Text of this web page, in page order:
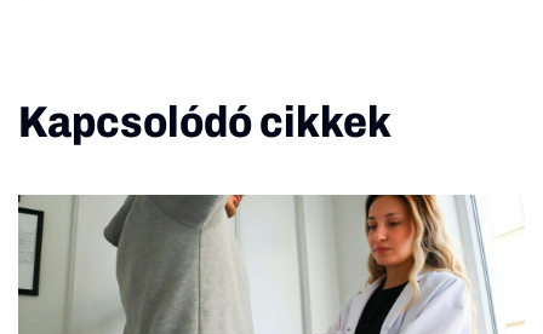
Kapcsolódó cikkek